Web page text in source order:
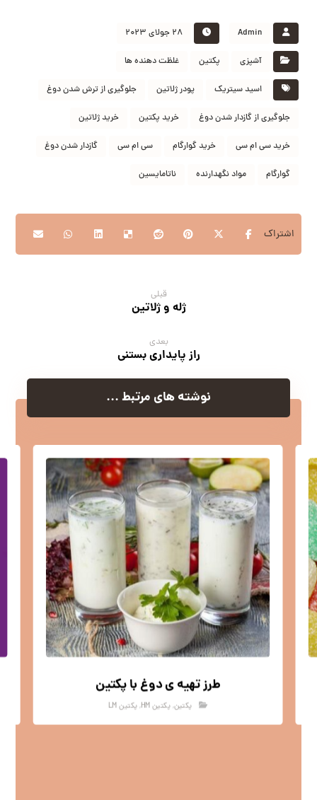
Admin ۲۸ جولای ۲۰۲۳
آشپزی پکتین غلظت دهنده ها
اسید سیتریک پودر ژلاتین جلوگیری از ترش شدن دوغ
جلوگیری از گازدار شدن دوغ خرید پکتین خرید ژلاتین
خرید سی ام سی خرید گوارگام سی ام سی گازدار شدن دوغ
گوارگام مواد نگهدارنده ناتامایسین
قبلی
ژله و ژلاتین
بعدی
راز پایداری بستنی
نوشته های مرتبط ...
طرز تهیه ی دوغ با پکتین
پکتین,پکتین HM ,پکتین LM